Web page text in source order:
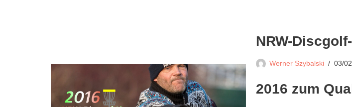
NRW-
Werner Szybalski 03/
2016 zum